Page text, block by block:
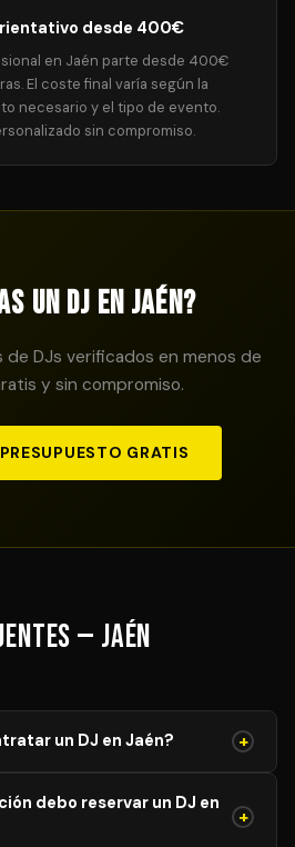
desde 400€
en Jaén parte desde 400€
El coste final varía según la
necesario y el tipo de evento.
sin compromiso.
un DJ en Jaén?
DJs verificados en menos de
y sin compromiso.
GRATIS
— Jaén
un DJ en Jaén? +
y equipamiento requerido. Los
400€ € para eventos de 2-
debo reservar un DJ en
+